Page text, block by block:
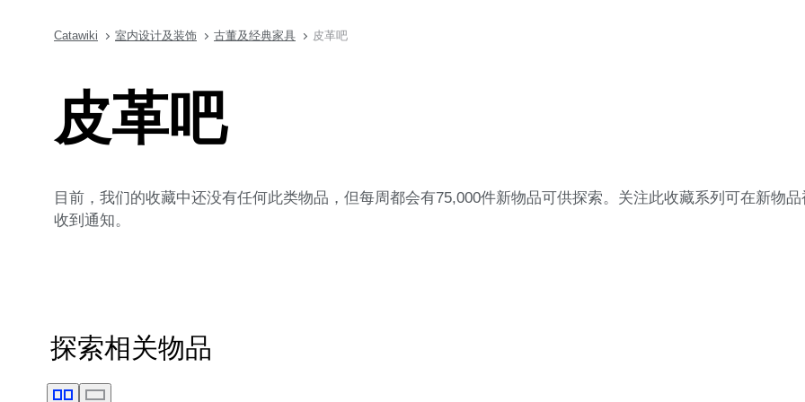
Catawiki 室内设计及装饰 古董及经典家具 皮革吧
皮革吧
目前，我们的收藏中还没有任何此类物品，但每周都会有75,000件新物品可供探索。关注此收藏系列可在新物
收到通知。
探索相关物品